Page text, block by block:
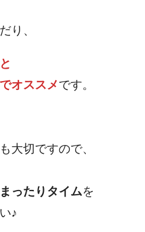
り、
オススメです。
大切ですので、
ったりタイムを
♪